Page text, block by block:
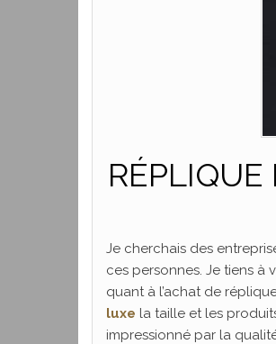
Je cherchais des
ces personnes. Je tiens à
quant à l’achat de
luxe la taille et les
impressionné par la